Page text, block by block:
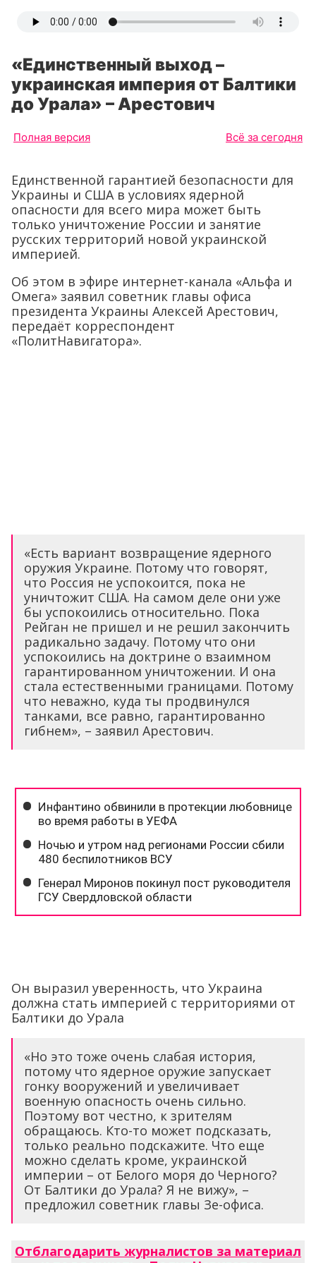
«Единственный выход –
украинская империя от Балтики
до Урала» – Арестович
Полная версия Всё за сегодня
Единственной гарантией безопасности для
Украины и США в условиях ядерной
опасности для всего мира может быть
только уничтожение России и занятие
русских территорий новой украинской
империей.
Об этом в эфире интернет-канала «Альфа и
Омега» заявил советник главы офиса
президента Украины Алексей Арестович,
передаёт корреспондент
«ПолитНавигатора».
«Есть вариант возвращение ядерного
оружия Украине. Потому что говорят,
что Россия не успокоится, пока не
уничтожит США. На самом деле они уже
бы успокоились относительно. Пока
Рейган не пришел и не решил закончить
радикально задачу. Потому что они
успокоились на доктрине о взаимном
гарантированном уничтожении. И она
стала естественными границами. Потому
что неважно, куда ты продвинулся
танками, все равно, гарантированно
гибнем», – заявил Арестович.
Он выразил уверенность, что Украина
должна стать империей с территориями от
Балтики до Урала
«Но это тоже очень слабая история,
потому что ядерное оружие запускает
гонку вооружений и увеличивает
военную опасность очень сильно.
Поэтому вот честно, к зрителям
обращаюсь. Кто-то может подсказать,
только реально подскажите. Что еще
можно сделать кроме, украинской
империи – от Белого моря до Черного?
От Балтики до Урала? Я не вижу», –
предложил советник главы Зе-офиса.
Отблагодарить журналистов за материал